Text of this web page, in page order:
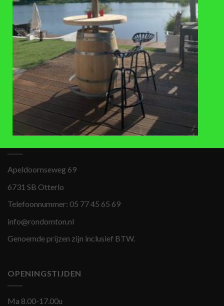
VERLANGLIJST
PLANTENBAKKEN
Plantenbak van eiken wijnvat, op
liggers
315,-
Apeldoornseweg 69
6731 SB Otterlo
Telefoonnummer: 05 77 45 65 69
info@rondomton.nl
Genoemde prijzen zijn inclusief BTW.
OPENINGSTIJDEN
Ma 8.00-17.00u